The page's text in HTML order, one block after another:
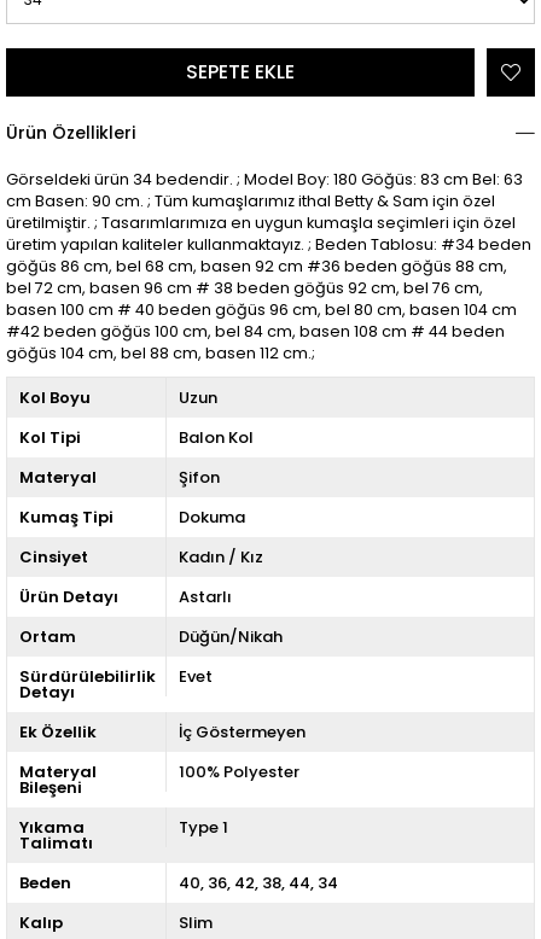
Ürün Özellikleri
Görseldeki ürün 34 bedendir. ; Model Boy: 180 Göğüs: 83 cm Bel: 63
cm Basen: 90 cm. ; Tüm kumaşlarımız ithal Betty & Sam için özel
üretilmiştir. ; Tasarımlarımıza en uygun kumaşla seçimleri için özel
üretim yapılan kaliteler kullanmaktayız. ; Beden Tablosu: #34 beden
göğüs 86 cm, bel 68 cm, basen 92 cm #36 beden göğüs 88 cm,
bel 72 cm, basen 96 cm # 38 beden göğüs 92 cm, bel 76 cm,
basen 100 cm # 40 beden göğüs 96 cm, bel 80 cm, basen 104 cm
#42 beden göğüs 100 cm, bel 84 cm, basen 108 cm # 44 beden
göğüs 104 cm, bel 88 cm, basen 112 cm.;
Kol Boyu
Uzun
Kol Tipi
Balon Kol
Materyal
Şifon
Kumaş Tipi
Dokuma
Cinsiyet
Kadın / Kız
Ürün Detayı
Astarlı
Ortam
Düğün/Nikah
Sürdürülebilirlik
Detayı
Evet
Ek Özellik
İç Göstermeyen
Materyal
Bileşeni
100% Polyester
Yıkama
Talimatı
Type 1
Beden 40 36 42 38 44 34
Kalıp
Slim